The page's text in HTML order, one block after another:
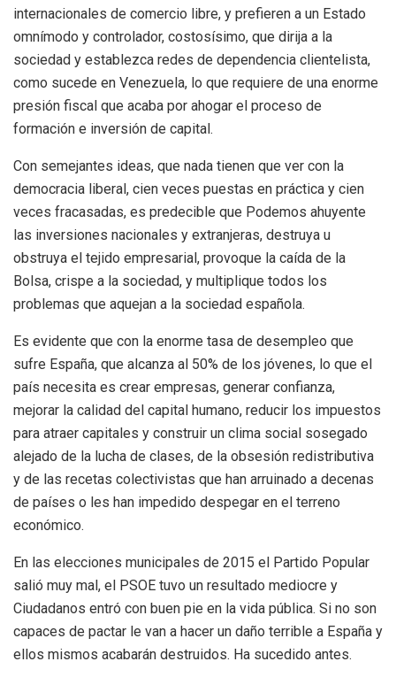
internacionales de comercio libre, y prefieren a un Estado
omnímodo y controlador, costosísimo, que dirija a la
sociedad y establezca redes de dependencia clientelista,
como sucede en Venezuela, lo que requiere de una enorme
presión fiscal que acaba por ahogar el proceso de
formación e inversión de capital.
Con semejantes ideas, que nada tienen que ver con la
democracia liberal, cien veces puestas en práctica y cien
veces fracasadas, es predecible que Podemos ahuyente
las inversiones nacionales y extranjeras, destruya u
obstruya el tejido empresarial, provoque la caída de la
Bolsa, crispe a la sociedad, y multiplique todos los
problemas que aquejan a la sociedad española.
Es evidente que con la enorme tasa de desempleo que
sufre España, que alcanza al 50% de los jóvenes, lo que el
país necesita es crear empresas, generar confianza,
mejorar la calidad del capital humano, reducir los impuestos
para atraer capitales y construir un clima social sosegado
alejado de la lucha de clases, de la obsesión redistributiva
y de las recetas colectivistas que han arruinado a decenas
de países o les han impedido despegar en el terreno
económico.
En las elecciones municipales de 2015 el Partido Popular
salió muy mal, el PSOE tuvo un resultado mediocre y
Ciudadanos entró con buen pie en la vida pública. Si no son
capaces de pactar le van a hacer un daño terrible a España y
ellos mismos acabarán destruidos. Ha sucedido antes.